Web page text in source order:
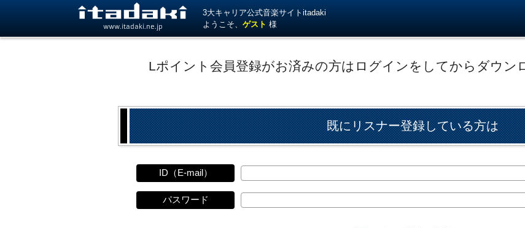
www.itadaki.ne.jp
3大キャリア公式音楽サイトitadaki
ようこそ、ゲスト 様
Lポイント会員登録がお済みの方はログインをしてからダウン
既にリスナー登録している方は
ID（E-mail）
パスワード